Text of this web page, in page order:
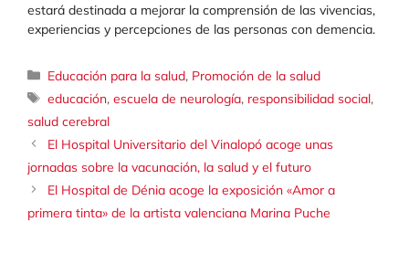
estará destinada a mejorar la comprensión de las vivencias,
experiencias y percepciones de las personas con demencia.
Categorías
Educación para la salud, Promoción de la salud
Etiquetas
educación,escuela de neurología, responsibilidad social,
salud cerebral
El Hospital Universitario del Vinalopó acoge unas
jornadas sobre la vacunación, la salud y el futuro
El Hospital de Dénia acoge la exposición «Amor a
primera tinta» de la artista valenciana Marina Puche